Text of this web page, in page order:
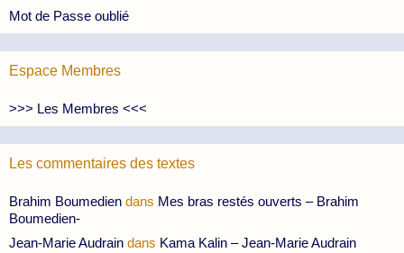
Mot de Passe oublié
Espace Membres
>>> Les Membres <<<
Les commentaires des textes
Brahim Boumedien dans Mes bras restés ouverts – Brahim
Boumedien-
Jean-Marie Audrain dans Kama Kalin – Jean-Marie Audrain